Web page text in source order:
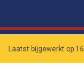
Laatst bijgewerkt op